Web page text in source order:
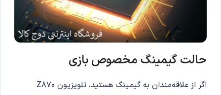
حالت گیمینگ مخصوص بازی
اگر از علاقه‌مندان به گیمینگ هستید، تلویزیون Z870